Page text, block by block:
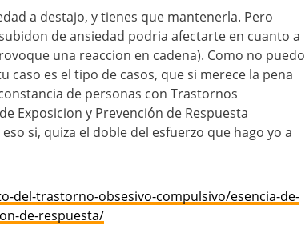
a destajo, y tienes que mantenerla. Pero
de ansiedad podria afectarte en cuanto a
una reaccion en cadena). Como no puedo
caso es el tipo de casos, que si merece la pena
de personas con Trastornos
Exposicion y Prevención de Respuesta
si, quiza el doble del esfuerzo que hago yo a
del-trastorno-obsesivo-compulsivo/esencia-de-
de-respuesta/